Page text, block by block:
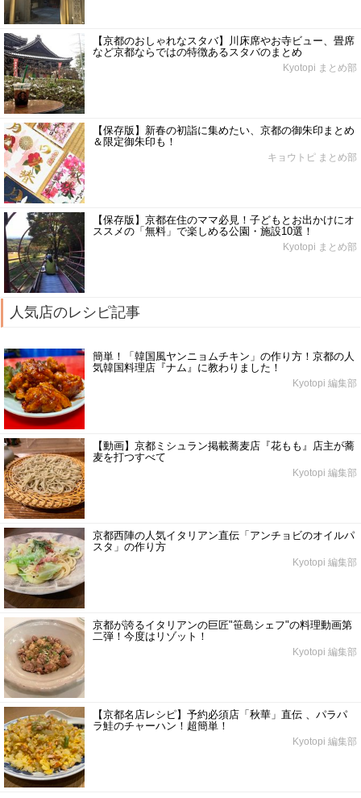
【京都のおしゃれなスタバ】川床席やお寺ビュー、畳席
など京都ならではの特徴あるスタバのまとめ
Kyotopi まとめ部
【保存版】新春の初詣に集めたい、京都の御朱印まとめ
＆限定御朱印も！
キョウトピ まとめ部
【保存版】京都在住のママ必見！子どもとお出かけにオ
ススメの「無料」で楽しめる公園・施設10選！
Kyotopi まとめ部
人気店のレシピ記事
簡単！「韓国風ヤンニョムチキン」の作り方！京都の人
気韓国料理店『ナム』に教わりました！
Kyotopi 編集部
【動画】京都ミシュラン掲載蕎麦店『花もも』店主が蕎
麦を打つすべて
Kyotopi 編集部
京都西陣の人気イタリアン直伝「アンチョビのオイルパ
スタ」の作り方
Kyotopi 編集部
京都が誇るイタリアンの巨匠"笹島シェフ"の料理動画第
二弾！今度はリゾット！
Kyotopi 編集部
【京都名店レシピ】予約必須店「秋華」直伝 、パラパ
ラ鮭のチャーハン！超簡単！
Kyotopi 編集部